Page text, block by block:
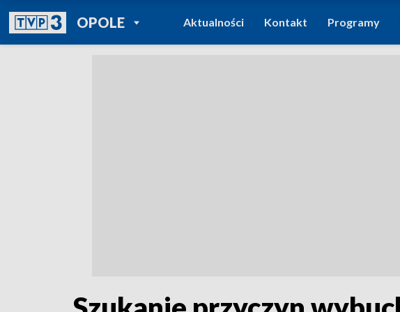
OPOLEPOWRÓT DO
TVP REGIONY
Aktualności Kontakt Programy